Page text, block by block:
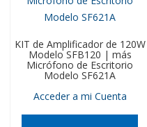
KIT de Amplificador de 120W
Modelo SFB120 | más
Micrófono de Escritorio
Modelo SF621A
Acceder a mi Cuenta